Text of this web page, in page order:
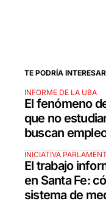
TE PODRÍA INTERESAR
INFORME DE LA UBA
El fenómeno
que no
buscan
INICIATIVA
El trabajo
en Santa Fe:
sistema de